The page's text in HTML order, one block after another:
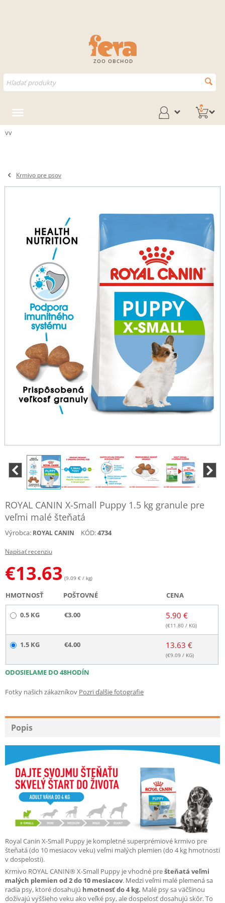
ZOO OBCHOD
0
vv
Krmivo pre psov
ROYAL CANIN X-Small Puppy 1.5 kg granule pre
veľmi malé šteňatá
Výrobca: ROYAL CANIN KÓD:4734
Napísať recenziu
€13.63 (9.09 € / kg)
HMOTNOSŤ POŠTOVNÉ CENA
0.5 KG €3.00 5.90 €
(€11.80 / KG)
1.5 KG €4.00 13.63 €
(€9.09 / KG)
ODOSIELAME DO 48HODÍN
Fotky našich zákazníkov Pozri ďalšie fotografie
Popis
Royal Canin X-Small Puppy je kompletné superprémiové krmivo pre
šteňatá (do 10 mesiacov veku) veľmi malých plemien (do 4 kg hmotnosti
v dospelosti).
Krmivo ROYAL CANIN® X-Small Puppy je vhodné prešteňatá veľmi
malých plemien od 2 do 10 mesiacov. Medzi veľmi malé plemená sa
radia psy, ktoré dosahujú hmotnosť do 4 kg. Malé psy sa väčšinou
dožívajú vyššieho veku ako veľké psy, ale dospelosť dosahujú skôr. To